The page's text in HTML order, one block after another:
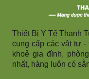
Thiết Bị Y Tế Thanh
cung cấp các vật tư -
khoẻ gia đình,
nhất, hàng luôn có